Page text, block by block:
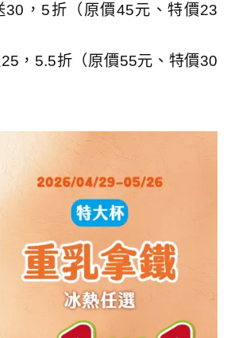
30，5折（原價45元、特價23
25，5.5折（原價55元、特價30